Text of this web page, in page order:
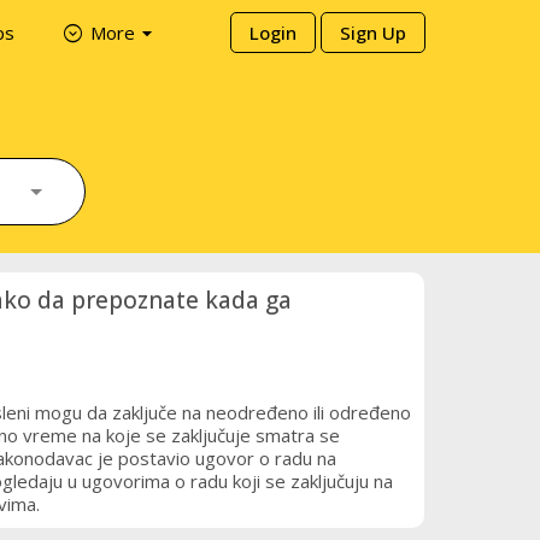
Login Sign Up
arrow_drop_down
expand_circle_down More
da prepoznate kada ga
mogu da zaključe na neodređeno ili određeno
vreme na koje se zaključuje smatra se
je postavio ugovor o radu na
u ugovorima o radu koji se zaključuju na